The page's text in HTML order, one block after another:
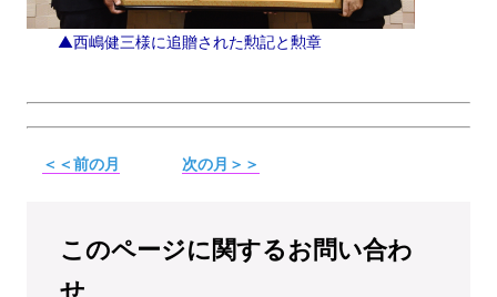
▲西嶋健三様に追贈された勲記と勲章
＜＜前の月 次の月＞＞
このページに関するお問い合わ
せ